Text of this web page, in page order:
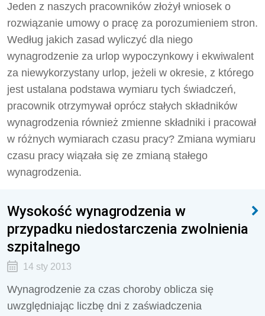
Jeden z naszych pracowników złożył wniosek o
rozwiązanie umowy o pracę za porozumieniem stron.
Według jakich zasad wyliczyć dla niego
wynagrodzenie za urlop wypoczynkowy i ekwiwalent
za niewykorzystany urlop, jeżeli w okresie, z którego
jest ustalana podstawa wymiaru tych świadczeń,
pracownik otrzymywał oprócz stałych składników
wynagrodzenia również zmienne składniki i pracował
w różnych wymiarach czasu pracy? Zmiana wymiaru
czasu pracy wiązała się ze zmianą stałego
wynagrodzenia.
Wysokość wynagrodzenia w
przypadku niedostarczenia zwolnienia
szpitalnego
14 sty 2013
Wynagrodzenie za czas choroby oblicza się
uwzględniając liczbę dni z zaświadczenia